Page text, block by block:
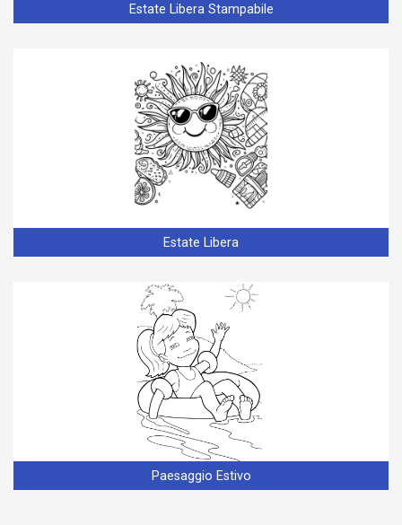
Estate Libera Stampabile
Estate Libera
Paesaggio Estivo